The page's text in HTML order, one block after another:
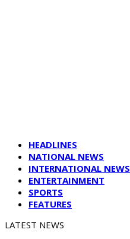
HEADLINES
NATIONAL NEWS
INTERNATIONAL NEWS
ENTERTAINMENT
SPORTS
FEATURES
LATEST NEWS